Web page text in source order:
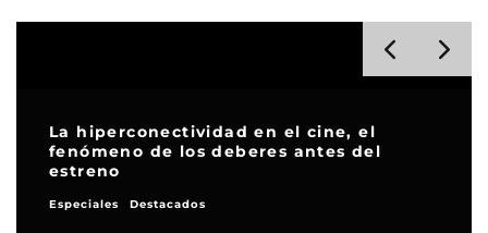
La hiperconectividad en el cine, el
fenómeno de los deberes antes del
estreno
Especiales Destacados